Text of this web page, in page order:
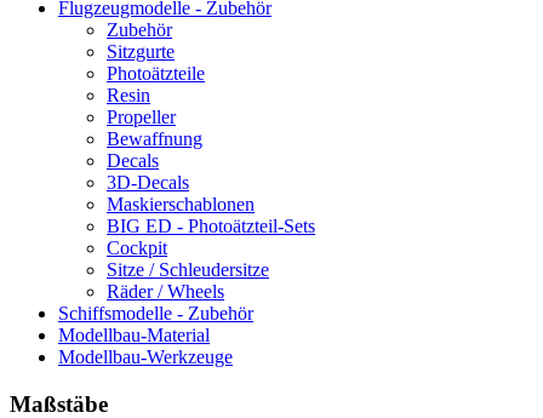
Flugzeugmodelle - Zubehör
Zubehör
Sitzgurte
Photoätzteile
Resin
Propeller
Bewaffnung
Decals
3D-Decals
Maskierschablonen
BIG ED - Photoätzteil-Sets
Cockpit
Sitze / Schleudersitze
Räder / Wheels
Schiffsmodelle - Zubehör
Modellbau-Material
Modellbau-Werkzeuge
Maßstäbe